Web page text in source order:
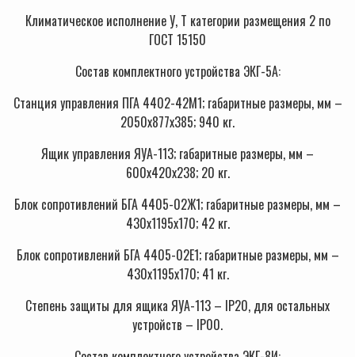
Климатическое исполнение У, Т категории размещения 2 по
ГОСТ 15150
Состав комплектного устройства ЭКГ-5А:
Станция управления ПГА 4402-42М1; габаритные размеры, мм –
2050х877х385; 940 кг.
Ящик управления ЯУА-113; габаритные размеры, мм –
600х420х238; 20 кг.
Блок сопротивлений БГА 4405-02Ж1; габаритные размеры, мм –
430х1195х170; 42 кг.
Блок сопротивлений БГА 4405-02Е1; габаритные размеры, мм –
430х1195х170; 41 кг.
Степень защиты для ящика ЯУА-113 – IP20, для остальных
устройств – IP00.